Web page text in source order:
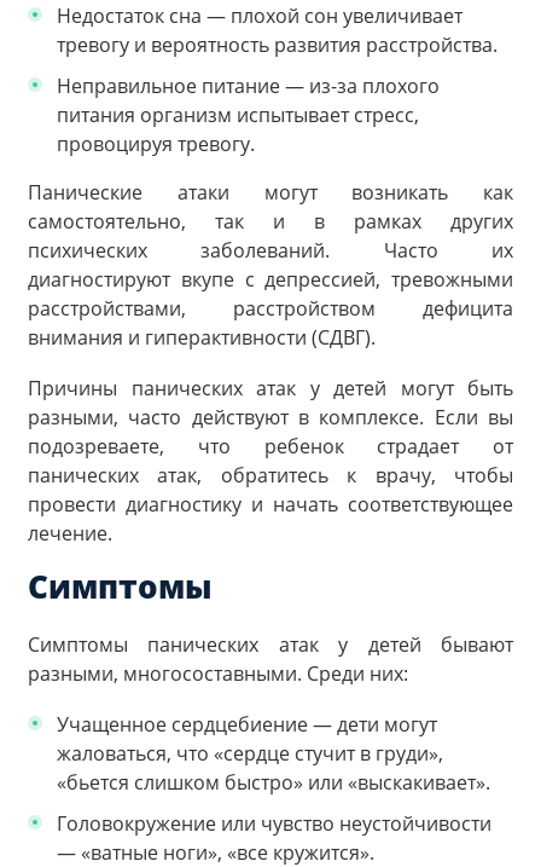
Недостаток сна — плохой сон увеличивает
тревогу и вероятность развития расстройства.
Неправильное питание — из-за плохого
питания организм испытывает стресс,
провоцируя тревогу.
Панические атаки могут возникать как
самостоятельно, так и в рамках других
психических заболеваний. Часто их
диагностируют вкупе с депрессией, тревожными
расстройствами, расстройством дефицита
внимания и гиперактивности (СДВГ).
Причины панических атак у детей могут быть
разными, часто действуют в комплексе. Если вы
подозреваете, что ребенок страдает от
панических атак, обратитесь к врачу, чтобы
провести диагностику и начать соответствующее
лечение.
Симптомы
Симптомы панических атак у детей бывают
разными, многосоставными. Среди них:
Учащенное сердцебиение — дети могут
жаловаться, что «сердце стучит в груди»,
«бьется слишком быстро» или «выскакивает».
Головокружение или чувство неустойчивости
— «ватные ноги», «все кружится».